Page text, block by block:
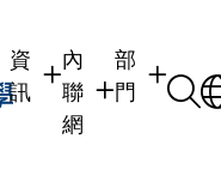
資
訊
內
聯
網
部
門